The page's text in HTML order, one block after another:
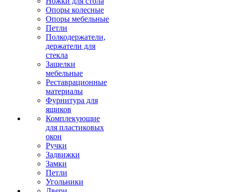
Опоры колесные
Опоры мебельные
Петли
Полкодержатели,
держатели для
стекла
Защелки
мебельные
Реставрационные
материалы
Фурнитура для
ящиков
Комплекующие
для пластиковых
окон
Ручки
Задвижки
Замки
Петли
Угольники